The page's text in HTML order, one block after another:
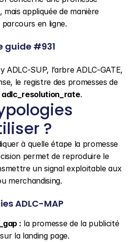
appliquée de manière
en ligne.
guide #931
ADLC-SUP, l’arbre ADLC-GATE,
le registre des promesses de
adlc_resolution_rate.
?
à quelle étape la promesse
permet de reproduire le
un signal exploitable aux
merchandising.
ADLC-MAP
: la promesse de la publicité
la landing page.